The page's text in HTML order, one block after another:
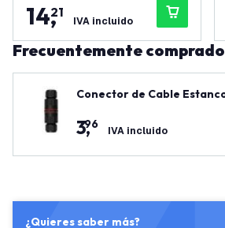
14,
21
IVA incluido
Frecuentemente
Conector de Cable
3,
96 IVA incluido
¿Quieres saber más?